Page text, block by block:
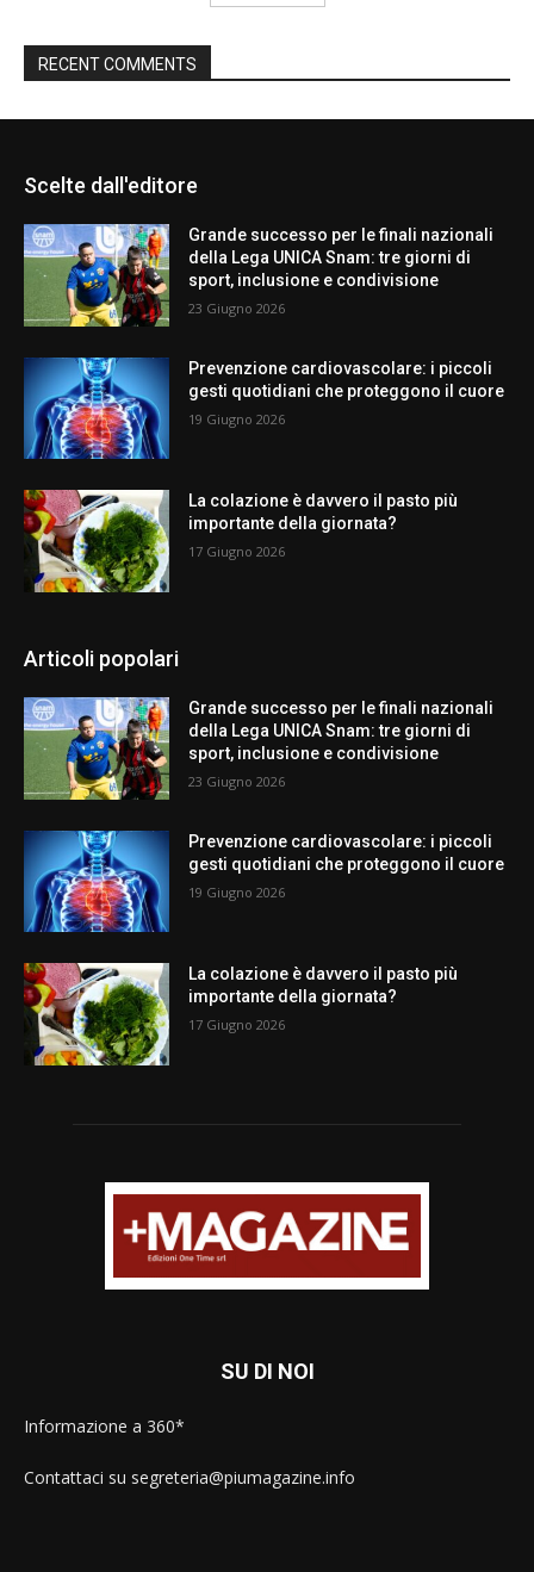
RECENT COMMENTS
Scelte dall'editore
Grande successo per le finali nazionali
della Lega UNICA Snam: tre giorni di
sport, inclusione e condivisione
23 Giugno 2026
Prevenzione cardiovascolare: i piccoli
gesti quotidiani che proteggono il cuore
19 Giugno 2026
La colazione è davvero il pasto più
importante della giornata?
17 Giugno 2026
Articoli popolari
Grande successo per le finali nazionali
della Lega UNICA Snam: tre giorni di
sport, inclusione e condivisione
23 Giugno 2026
Prevenzione cardiovascolare: i piccoli
gesti quotidiani che proteggono il cuore
19 Giugno 2026
La colazione è davvero il pasto più
importante della giornata?
17 Giugno 2026
SU DI NOI
Informazione a 360*
Contattaci su segreteria@piumagazine.info